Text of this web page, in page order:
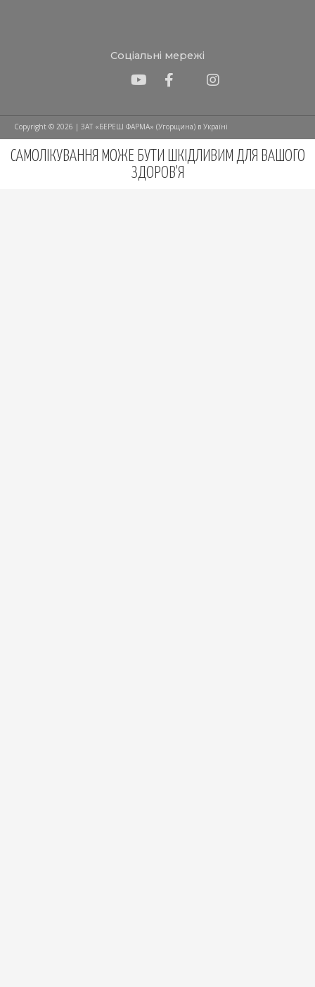
Соціальні мережі
Copyright © 2026 | ЗАТ «БЕРЕШ ФАРМА» (Угорщина) в Україні
САМОЛІКУВАННЯ МОЖЕ БУТИ ШКІДЛИВИМ ДЛЯ ВАШОГО
ЗДОРОВ'Я